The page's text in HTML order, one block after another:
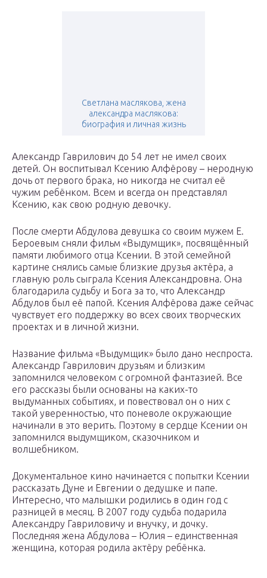
Светлана маслякова, жена
александра маслякова:
биография и личная жизнь
Александр Гаврилович до 54 лет не имел своих
детей. Он воспитывал Ксению Алфёрову – неродную
дочь от первого брака, но никогда не считал её
чужим ребёнком. Всем и всегда он представлял
Ксению, как свою родную девочку.
После смерти Абдулова девушка со своим мужем Е.
Бероевым сняли фильм «Выдумщик», посвящённый
памяти любимого отца Ксении. В этой семейной
картине снялись самые близкие друзья актёра, а
главную роль сыграла Ксения Александровна. Она
благодарила судьбу и Бога за то, что Александр
Абдулов был её папой. Ксения Алфёрова даже сейчас
чувствует его поддержку во всех своих творческих
проектах и в личной жизни.
Название фильма «Выдумщик» было дано неспроста.
Александр Гаврилович друзьям и близким
запомнился человеком с огромной фантазией. Все
его рассказы были основаны на каких-то
выдуманных событиях, и повествовал он о них с
такой уверенностью, что поневоле окружающие
начинали в это верить. Поэтому в сердце Ксении он
запомнился выдумщиком, сказочником и
волшебником.
Документальное кино начинается с попытки Ксении
рассказать Дуне и Евгении о дедушке и папе.
Интересно, что малышки родились в один год с
разницей в месяц. В 2007 году судьба подарила
Александру Гавриловичу и внучку, и дочку.
Последняя жена Абдулова – Юлия – единственная
женщина, которая родила актёру ребёнка.